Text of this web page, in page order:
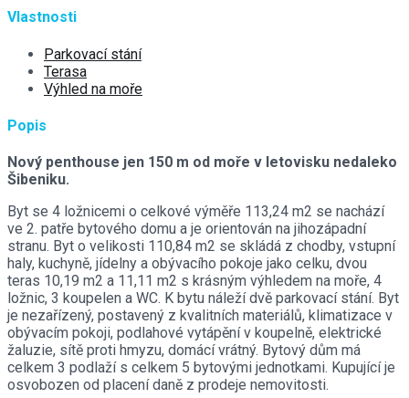
Vlastnosti
Parkovací stání
Terasa
Výhled na moře
Popis
Nový penthouse jen 150 m od moře v letovisku nedaleko
Šibeniku.
Byt se 4 ložnicemi o celkové výměře 113,24 m2 se nachází
ve 2. patře bytového domu a je orientován na jihozápadní
stranu. Byt o velikosti 110,84 m2 se skládá z chodby, vstupní
haly, kuchyně, jídelny a obývacího pokoje jako celku, dvou
teras 10,19 m2 a 11,11 m2 s krásným výhledem na moře, 4
ložnic, 3 koupelen a WC. K bytu náleží dvě parkovací stání. Byt
je nezařízený, postavený z kvalitních materiálů, klimatizace v
obývacím pokoji, podlahové vytápění v koupelně, elektrické
žaluzie, sítě proti hmyzu, domácí vrátný. Bytový dům má
celkem 3 podlaží s celkem 5 bytovými jednotkami. Kupující je
osvobozen od placení daně z prodeje nemovitosti.